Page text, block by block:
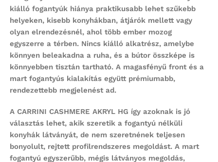
kiálló fogantyúk hiánya praktikusabb lehet szűkebb
helyeken, kisebb konyhákban, átjárók mellett vagy
olyan elrendezésnél, ahol több ember mozog
egyszerre a térben. Nincs kiálló alkatrész, amelybe
könnyen beleakadna a ruha, és a bútor összképe is
könnyebben tisztán tartható. A magasfényű front és a
mart fogantyús kialakítás együtt prémiumabb,
rendezettebb megjelenést ad.
A CARRINI CASHMERE AKRYL HG így azoknak is jó
választás lehet, akik szeretik a fogantyú nélküli
konyhák látványát, de nem szeretnének teljesen
bonyolult, rejtett profilrendszeres megoldást. A mart
fogantyú egyszerűbb, mégis látványos megoldás,